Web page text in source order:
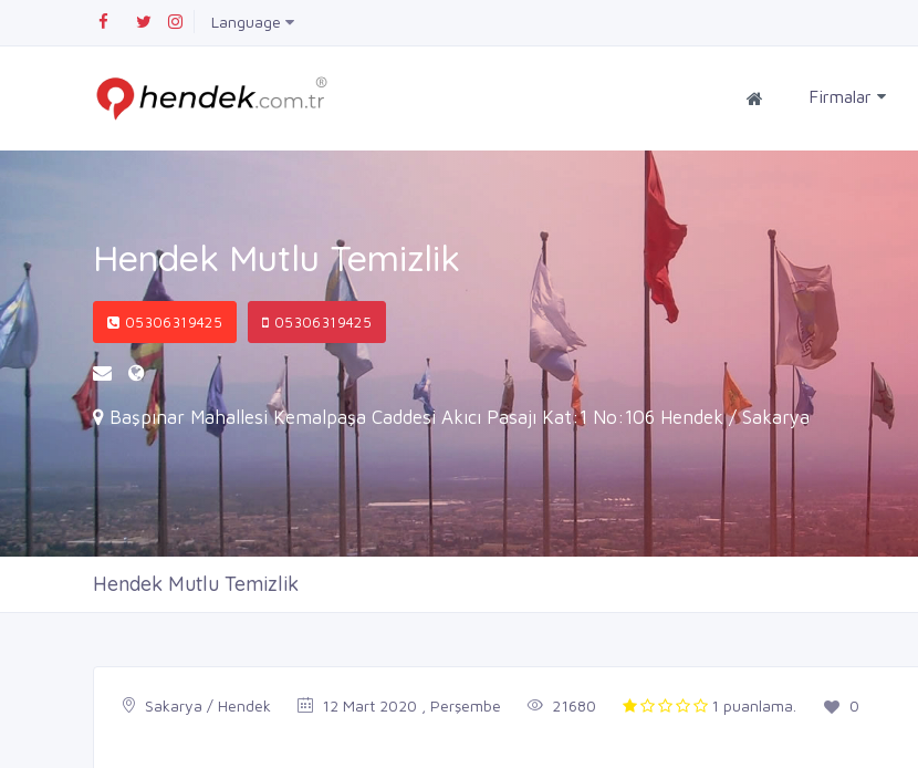
Language
Firmalar
Hendek Mutlu Temizlik
05306319425 05306319425
Başpınar Mahallesi Kemalpaşa Caddesi Akıcı Pasajı Kat:1 No:106 Hendek / Sakarya
Hendek Mutlu Temizlik
Sakarya / Hendek 12 Mart 2020 , Perşembe 21680 1 puanlama. 0